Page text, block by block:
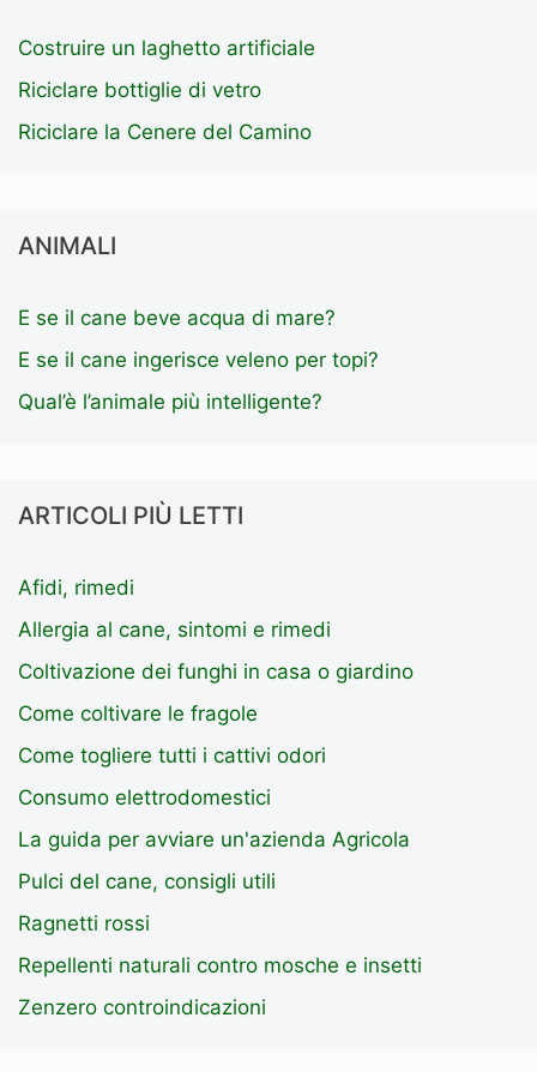
Costruire un laghetto artificiale
Riciclare bottiglie di vetro
Riciclare la Cenere del Camino
ANIMALI
E se il cane beve acqua di mare?
E se il cane ingerisce veleno per topi?
Qual’è l’animale più intelligente?
ARTICOLI PIÙ LETTI
Afidi, rimedi
Allergia al cane, sintomi e rimedi
Coltivazione dei funghi in casa o giardino
Come coltivare le fragole
Come togliere tutti i cattivi odori
Consumo elettrodomestici
La guida per avviare un'azienda Agricola
Pulci del cane, consigli utili
Ragnetti rossi
Repellenti naturali contro mosche e insetti
Zenzero controindicazioni